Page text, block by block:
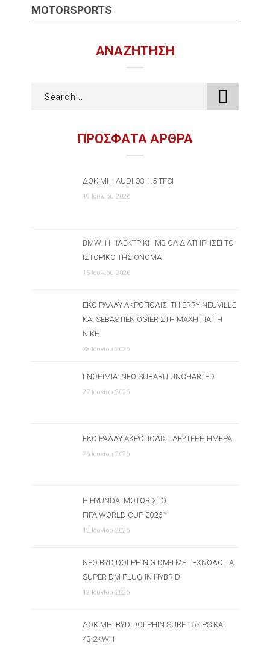
MOTORSPORTS
ΑΝΑΖΉΤΗΣΗ
ΠΡΟΣΦΑΤΑ ΑΡΘΡΑ
ΔΟΚΙΜΉ: AUDI Q3 1.5 TFSI
19 Ιουλίου 2026
BMW: Η ΗΛΕΚΤΡΙΚΉ M3 ΘΑ ΔΙΑΤΗΡΉΣΕΙ ΤΟ
ΙΣΤΟΡΙΚΌ ΤΗΣ ΌΝΟΜΑ
15 Ιουλίου 2026
ΕΚΟ ΡΆΛΛΥ ΑΚΡΌΠΟΛΙΣ: THIERRY NEUVILLE
ΚΑΙ SEBASTIEN OGIER ΣΤΗ ΜΆΧΗ ΓΙΑ ΤΗ
ΝΊΚΗ
28 Ιουνίου 2026
ΓΝΩΡΙΜΊΑ: ΝΈΟ SUBARU UNCHARTED
27 Ιουνίου 2026
ΕΚΟ ΡΆΛΛΥ ΑΚΡΌΠΟΛΙΣ : ΔΕΎΤΕΡΗ ΗΜΈΡΑ
26 Ιουνίου 2026
Η HYUNDAI MOTOR ΣΤΟ
FIFA WORLD CUP 2026™
12 Ιουνίου 2026
ΝΈΟ BYD DOLPHIN G DM-I ΜΕ ΤΕΧΝΟΛΟΓΊΑ
SUPER DM PLUG-IN HYBRID
12 Ιουνίου 2026
ΔΟΚΙΜΉ: BYD DOLPHIN SURF 157 PS ΚΑΙ
43.2KWH